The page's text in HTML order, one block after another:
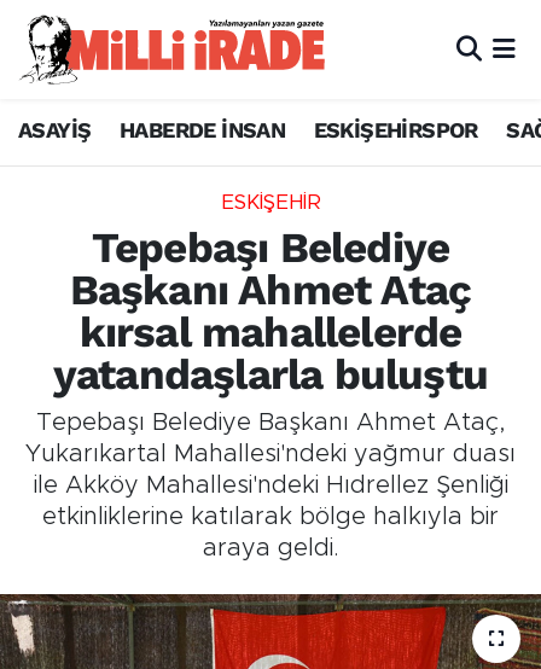
ASAYİŞ HABERDE İNSAN ESKİŞEHİRSPOR
ESKİŞEHİR
Tepebaşı Belediye
Başkanı Ahmet Ataç
kırsal mahallelerde
yatandaşlarla buluştu
Tepebaşı Belediye Başkanı Ahmet Ataç,
Yukarıkartal Mahallesi'ndeki yağmur duası
ile Akköy Mahallesi'ndeki Hıdrellez Şenliği
etkinliklerine katılarak bölge halkıyla bir
araya geldi.